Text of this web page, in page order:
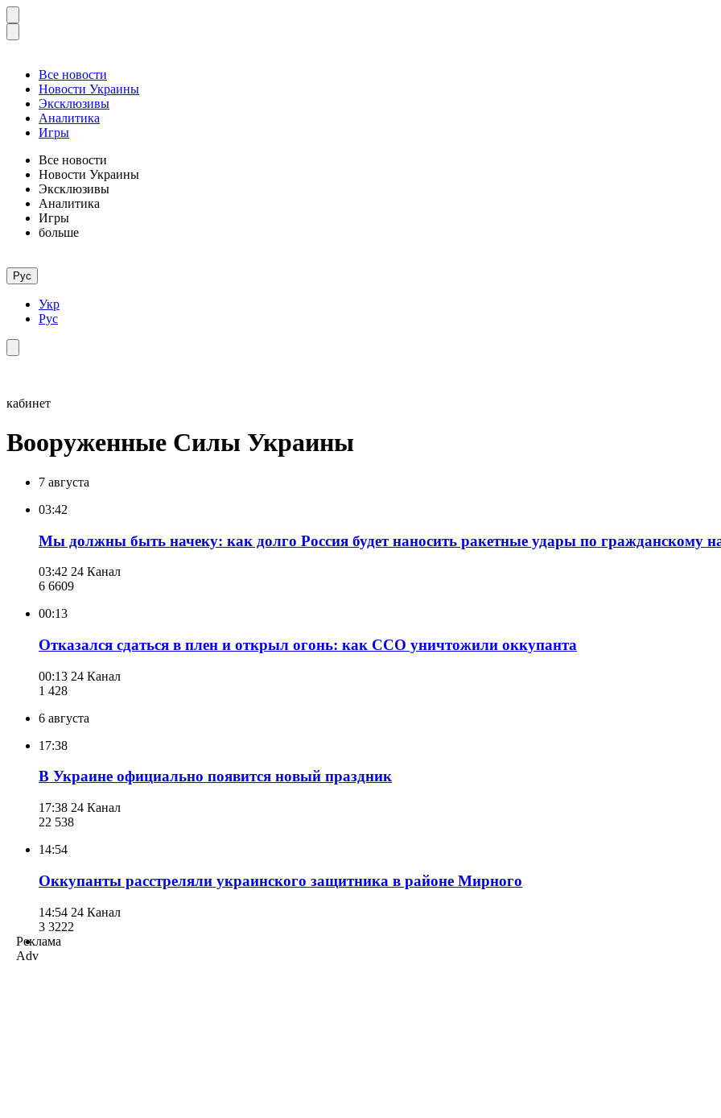
Все новости
Новости Украины
Эксклюзивы
Аналитика
Игры
Все новости
Новости Украины
Эксклюзивы
Аналитика
Игры
больше
Рус
Укр
Рус
кабинет
Вооруженные Силы Украины
7 августа
03:42
Мы должны быть начеку: как долго Россия будет наносить ракетные удары по гражданскому
03:42 24 Канал
6 6609
00:13
Отказался сдаться в плен и открыл огонь: как ССО уничтожили оккупанта
00:13 24 Канал
1 428
6 августа
17:38
В Украине официально появится новый праздник
17:38 24 Канал
22 538
14:54
Оккупанты расстреляли украинского защитника в районе Мирного
14:54 24 Канал
3 3222
Реклама
Adv